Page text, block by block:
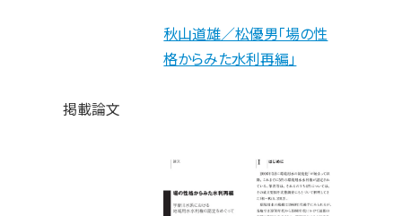
掲載論文
秋山道雄／松優男「場の性
格からみた水利再編」